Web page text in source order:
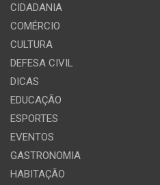
CIDADANIA
COMÉRCIO
CULTURA
DEFESA CIVIL
DICAS
EDUCAÇÃO
ESPORTES
EVENTOS
GASTRONOMIA
HABITAÇÃO